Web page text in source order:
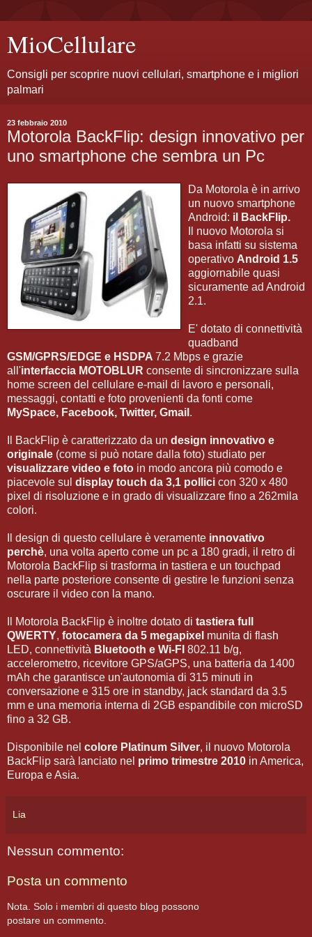
MioCellulare
Consigli per scoprire nuovi cellulari, smartphone e i migliori
palmari
23 febbraio 2010
Motorola BackFlip: design innovativo per
uno smartphone che sembra un Pc
Da Motorola è in arrivo
un nuovo smartphone
Android: il BackFlip.
Il nuovo Motorola si
basa infatti su sistema
operativo Android 1.5
aggiornabile quasi
sicuramente ad Android
2.1.
E' dotato di connettività
quadband
GSM/GPRS/EDGE e HSDPA 7.2 Mbps e grazie
all'interfaccia MOTOBLUR consente di sincronizzare sulla
home screen del cellulare e-mail di lavoro e personali,
messaggi, contatti e foto provenienti da fonti come
MySpace, Facebook, Twitter, Gmail .
Il BackFlip è caratterizzato da un design innovativo e
originale (come si può notare dalla foto) studiato per
visualizzare video e foto in modo ancora più comodo e
piacevole sul display touch da 3,1 pollici con 320 x 480
pixel di risoluzione e in grado di visualizzare fino a 262mila
colori.
Il design di questo cellulare è veramente innovativo
perchè, una volta aperto come un pc a 180 gradi, il retro di
Motorola BackFlip si trasforma in tastiera e un touchpad
nella parte posteriore consente di gestire le funzioni senza
oscurare il video con la mano.
Il Motorola BackFlip è inoltre dotato di tastiera full
QWERTY, fotocamera da 5 megapixel munita di flash
LED, connettività Bluetooth e Wi-FI 802.11 b/g,
accelerometro, ricevitore GPS/aGPS, una batteria da 1400
mAh che garantisce un'autonomia di 315 minuti in
conversazione e 315 ore in standby, jack standard da 3.5
mm e una memoria interna di 2GB espandibile con microSD
fino a 32 GB.
Disponibile nel colore Platinum Silver, il nuovo Motorola
BackFlip sarà lanciato nel primo trimestre 2010 in America,
Europa e Asia.
Lia
Nessun commento:
Posta un commento
Nota. Solo i membri di questo blog possono
postare un commento.